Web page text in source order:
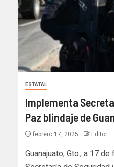
ESTATAL
Implementa
Paz blindaje de
febrero 17, 2025 Editor
Guanajuato, Gto., a 17